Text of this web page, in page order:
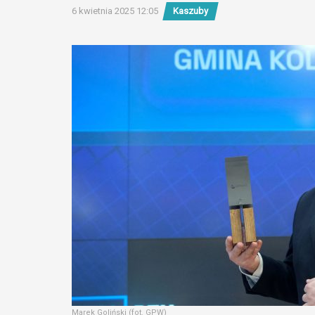
6 kwietnia 2025 12:05 Kaszuby
Marek Goliński (fot. GPW)